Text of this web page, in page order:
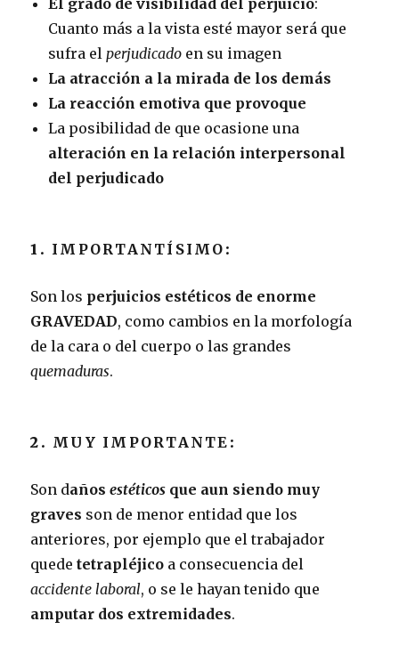
Cuanto más a la vista esté mayor será que
sufra el perjudicado en su imagen
La atracción a la mirada de los demás
La reacción emotiva que provoque
La posibilidad de que ocasione una
alteración en la relación interpersonal
del perjudicado
1. IMPORTANTÍSIMO :
Son los perjuicios estéticos de enorme
GRAVEDAD, como cambios en la morfología
de la cara o del cuerpo o las grandes
quemaduras.
2. MUY IMPORTANTE :
Son dañosestéticos que aun siendo muy
graves son de menor entidad que los
anteriores, por ejemplo que el trabajador
quedetetrapléjico a consecuencia del
accidente laboral, o se le hayan tenido que
amputar dos extremidades.